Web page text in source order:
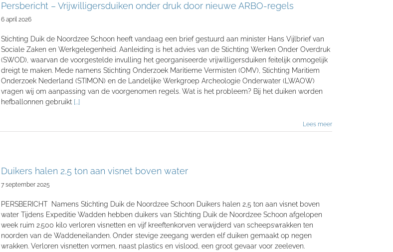
Persbericht – Vrijwilligersduiken onder druk door nieuwe ARBO-regels
6 april 2026
Stichting Duik de Noordzee Schoon heeft vandaag een brief gestuurd aan minister Hans Vijlbrief van
Sociale Zaken en Werkgelegenheid. Aanleiding is het advies van de Stichting Werken Onder Overdruk
(SWOD), waarvan de voorgestelde invulling het georganiseerde vrijwilligersduiken feitelijk onmogelijk
dreigt te maken. Mede namens Stichting Onderzoek Maritieme Vermisten (OMV), Stichting Maritiem
Onderzoek Nederland (STIMON) en de Landelijke Werkgroep Archeologie Onderwater (LWAOW)
vragen wij om aanpassing van de voorgenomen regels. Wat is het probleem? Bij het duiken worden
hefballonnen gebruikt [...]
Lees meer
Duikers halen 2,5 ton aan visnet boven water
7 september 2025
PERSBERICHT Namens Stichting Duik de Noordzee Schoon Duikers halen 2,5 ton aan visnet boven
water Tijdens Expeditie Wadden hebben duikers van Stichting Duik de Noordzee Schoon afgelopen
week ruim 2.500 kilo verloren visnetten en vijf kreeftenkorven verwijderd van scheepswrakken ten
noorden van de Waddeneilanden. Onder stevige zeegang werden elf duiken gemaakt op negen
wrakken. Verloren visnetten vormen, naast plastics en vislood, een groot gevaar voor zeeleven.